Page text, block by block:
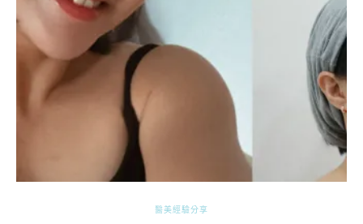
醫美經驗分享